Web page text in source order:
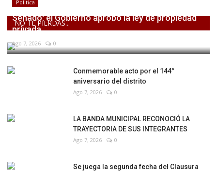
NO TE PIERDAS...
Politica
Senado: el Gobierno aprobó la ley de propiedad
privada,...
Ago 7, 2026 0
Conmemorable acto por el 144°
aniversario del distrito
Ago 7, 2026 0
LA BANDA MUNICIPAL RECONOCIÓ LA
TRAYECTORIA DE SUS INTEGRANTES
Ago 7, 2026 0
Se juega la segunda fecha del Clausura